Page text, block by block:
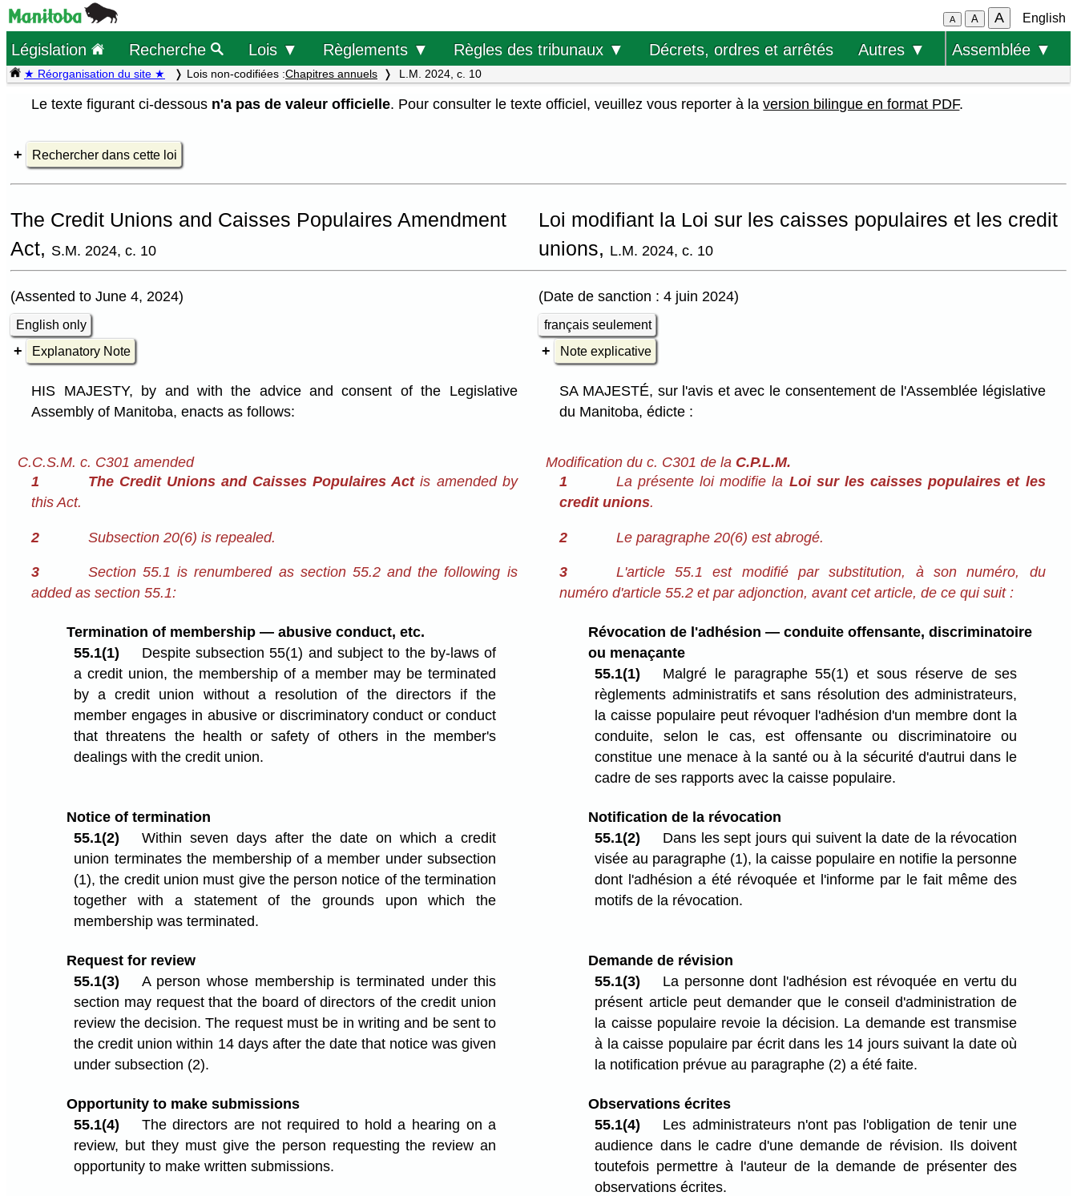
A A A English
Législation Recherche Lois ▼ Règlements ▼ Règles des tribunaux ▼ Décrets, ordres et arrêtés Autres ▼ Assemblée ▼
★ Réorganisation du site ★ Lois non-codifiées :Chapitres annuels L.M. 2024, c. 10
Le texte figurant ci-dessous n'a pas de valeur officielle. Pour consulter le texte officiel, veuillez vous reporter à laversion bilingue en format PDF.
Rechercher dans cette loi
The Credit Unions and Caisses Populaires Amendment
Act, S.M. 2024, c. 10
Loi modifiant la Loi sur les caisses populaires et les credit
unions, L.M. 2024, c. 10
(Assented to June 4, 2024) (Date de sanction : 4 juin 2024)
English only
français seulement
Explanatory Note
Note explicative
HIS MAJESTY, by and with the advice and consent of the Legislative
Assembly of Manitoba, enacts as follows:
SA MAJESTÉ, sur l'avis et avec le consentement de l'Assemblée législative
du Manitoba, édicte :
C.C.S.M. c. C301 amended
1
The Credit Unions and Caisses Populaires Actis amended by
this Act.
Modification du c. C301 de la C.P.L.M.
1
La présente loi modifie la Loi sur les caisses populaires et les
credit unions.
2 Subsection 20(6) is repealed. 2 Le paragraphe 20(6) est abrogé.
3
Section 55.1 is renumbered as section 55.2 and the following is
added as section 55.1:
3
L'article 55.1 est modifié par substitution, à son numéro, du
numéro d'article 55.2 et par adjonction, avant cet article, de ce qui suit :
Termination of membership — abusive conduct, etc.
55.1(1)
Despite subsection 55(1) and subject to the by-laws of
a credit union, the membership of a member may be terminated
by a credit union without a resolution of the directors if the
member engages in abusive or discriminatory conduct or conduct
that threatens the health or safety of others in the member's
dealings with the credit union.
Révocation de l'adhésion — conduite offensante, discriminatoire
ou menaçante
55.1(1)
Malgré le paragraphe 55(1) et sous réserve de ses
règlements administratifs et sans résolution des administrateurs,
la caisse populaire peut révoquer l'adhésion d'un membre dont la
conduite, selon le cas, est offensante ou discriminatoire ou
constitue une menace à la santé ou à la sécurité d'autrui dans le
cadre de ses rapports avec la caisse populaire.
Notice of termination
55.1(2)
Within seven days after the date on which a credit
union terminates the membership of a member under subsection
(1), the credit union must give the person notice of the termination
together with a statement of the grounds upon which the
membership was terminated.
Notification de la révocation
55.1(2)
Dans les sept jours qui suivent la date de la révocation
visée au paragraphe (1), la caisse populaire en notifie la personne
dont l'adhésion a été révoquée et l'informe par le fait même des
motifs de la révocation.
Request for review
55.1(3)
A person whose membership is terminated under this
section may request that the board of directors of the credit union
review the decision. The request must be in writing and be sent to
the credit union within 14 days after the date that notice was given
under subsection (2).
Demande de révision
55.1(3)
La personne dont l'adhésion est révoquée en vertu du
présent article peut demander que le conseil d'administration de
la caisse populaire revoie la décision. La demande est transmise
à la caisse populaire par écrit dans les 14 jours suivant la date où
la notification prévue au paragraphe (2) a été faite.
Opportunity to make submissions
55.1(4)
The directors are not required to hold a hearing on a
review, but they must give the person requesting the review an
opportunity to make written submissions.
Observations écrites
55.1(4)
Les administrateurs n'ont pas l'obligation de tenir une
audience dans le cadre d'une demande de révision. Ils doivent
toutefois permettre à l'auteur de la demande de présenter des
observations écrites.